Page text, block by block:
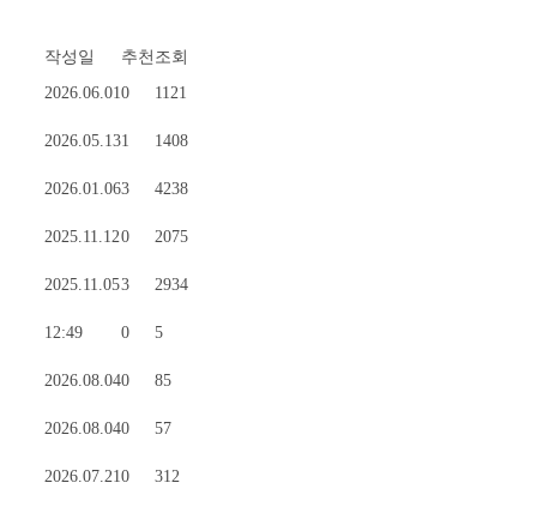
작성일 추천 조회
2026.06.01 0 1121
2026.05.131 1408
2026.01.063 4238
2025.11.120 2075
2025.11.053 2934
12:49 0 5
2026.08.040 85
2026.08.040 57
2026.07.21 0 312